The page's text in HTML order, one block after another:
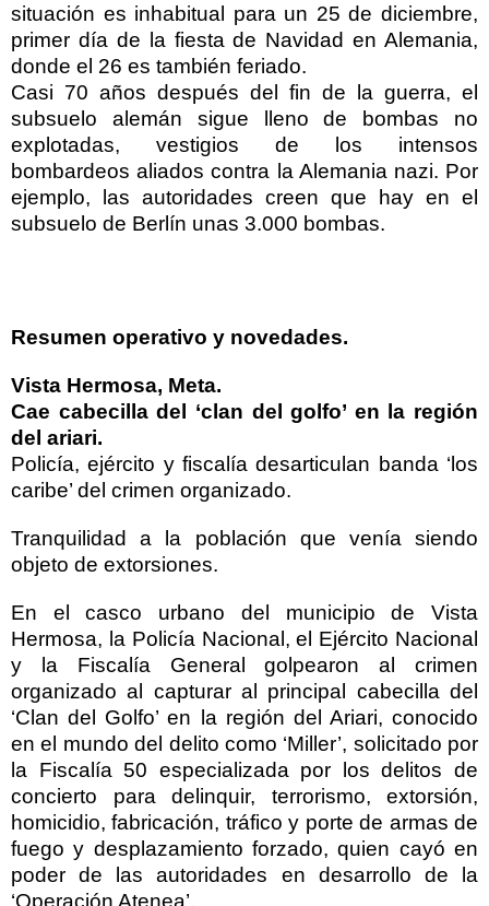
situación es inhabitual para un 25 de diciembre,
primer día de la fiesta de Navidad en Alemania,
donde el 26 es también feriado.
Casi 70 años después del fin de la guerra, el
subsuelo alemán sigue lleno de bombas no
explotadas, vestigios de los intensos
bombardeos aliados contra la Alemania nazi. Por
ejemplo, las autoridades creen que hay en el
subsuelo de Berlín unas 3.000 bombas.
Resumen operativo y novedades.
Vista Hermosa, Meta.
Cae cabecilla del ‘clan del golfo’ en la región
del ariari.
Policía, ejército y fiscalía desarticulan banda ‘los
caribe’ del crimen organizado.
Tranquilidad a la población que venía siendo
objeto de extorsiones.
En el casco urbano del municipio de Vista
Hermosa, la Policía Nacional, el Ejército Nacional
y la Fiscalía General golpearon al crimen
organizado al capturar al principal cabecilla del
‘Clan del Golfo’ en la región del Ariari, conocido
en el mundo del delito como ‘Miller’, solicitado por
la Fiscalía 50 especializada por los delitos de
concierto para delinquir, terrorismo, extorsión,
homicidio, fabricación, tráfico y porte de armas de
fuego y desplazamiento forzado, quien cayó en
poder de las autoridades en desarrollo de la
‘Operación Atenea’.